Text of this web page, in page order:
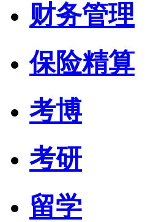
财务管理
保险精算
考博
考研
留学